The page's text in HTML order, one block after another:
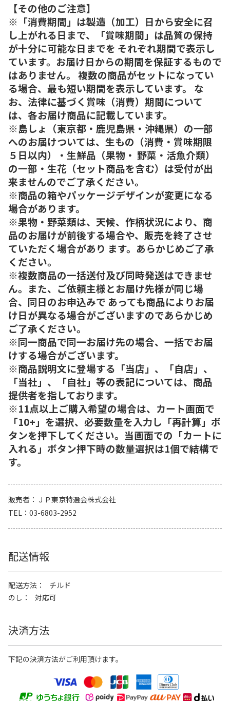
【その他のご注意】
※「消費期間」は製造（加工）日から安全に召
し上がれる日まで、「賞味期間」は品質の保持
が十分に可能な日までを それぞれ期間で表示し
ています。お届け日からの期間を保証するもので
はありません。 複数の商品がセットになってい
る場合、最も短い期間を表示しています。 な
お、法律に基づく賞味（消費）期間について
は、各お届け商品に記載しています。
※島しょ（東京都・鹿児島県・沖縄県）の一部
へのお届けついては、生もの（消費・賞味期限
５日以内）・生鮮品（果物・ 野菜・活魚介類）
の一部・生花（セット商品を含む）は受付が出
来ませんのでご了承ください。
※商品の箱やパッケージデザインが変更になる
場合があります。
※果物・野菜類は、天候、作柄状況により、商
品のお届けが前後する場合や、販売を終了させ
ていただく場合があり ます。あらかじめご了承
ください。
※複数商品の一括送付及び同時発送はできませ
ん。また、ご依頼主様とお届け先様が同じ場
合、同日のお申込みで あっても商品によりお届
け日が異なる場合がございますのであらかじめ
ご了承ください。
※同一商品で同一お届け先の場合、一括でお届
けする場合がございます。
※商品説明文に登場する「当店」、「自店」、
「当社」、「自社」等の表記については、商品
提供者を指しております。
※11点以上ご購入希望の場合は、カート画面で
「10+」を選択、必要数量を入力し「再計算」ボ
タンを押下してください。当画面での「カートに
入れる」ボタン押下時の数量選択は1個で結構で
す。
販売者
ＪＰ東京特選会株式会社
TEL
03-6803-2952
配送情報
配送方法
チルド
のし
対応可
決済方法
下記の決済方法がご利用頂けます。